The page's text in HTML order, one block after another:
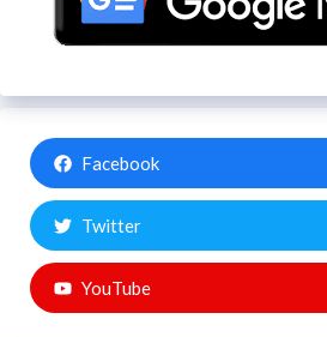
Facebook
Twitter
YouTube